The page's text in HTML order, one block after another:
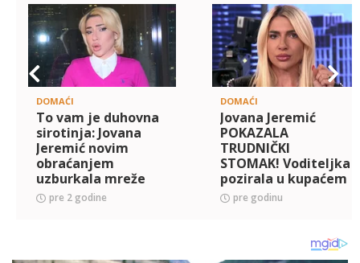
DOMAĆI
To vam je duhovna
sirotinja: Jovana
Jeremić novim
obraćanjem
uzburkala mreže
pre 2 godine
DOMAĆI
Jovana Jeremić
POKAZALA
TRUDNIČKI
STOMAK! Voditeljka
pozirala u kupaćem
kostimu, a pored
nje se nalazi i OTAC
pre godinu